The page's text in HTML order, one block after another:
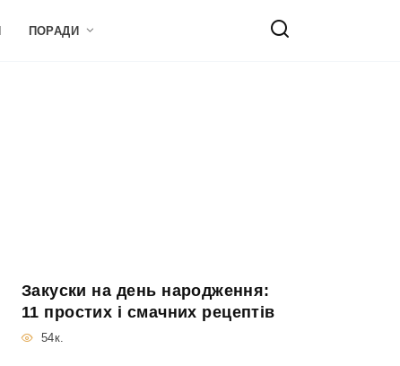
ПОРАДИ
Закуски на день народження:
11 простих і смачних рецептів
54к.